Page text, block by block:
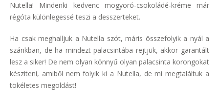
Nutella! Mindenki kedvenc mogyoró-csokoládé-kréme már
régóta különlegessé teszi a desszerteket.
Ha csak meghalljuk a Nutella szót, máris összefolyik a nyál a
szánkban, de ha mindezt palacsintába rejtjük, akkor garantált
lesz a siker! De nem olyan könnyű olyan palacsinta korongokat
készíteni, amiből nem folyik ki a Nutella, de mi megtaláltuk a
tökéletes megoldást!